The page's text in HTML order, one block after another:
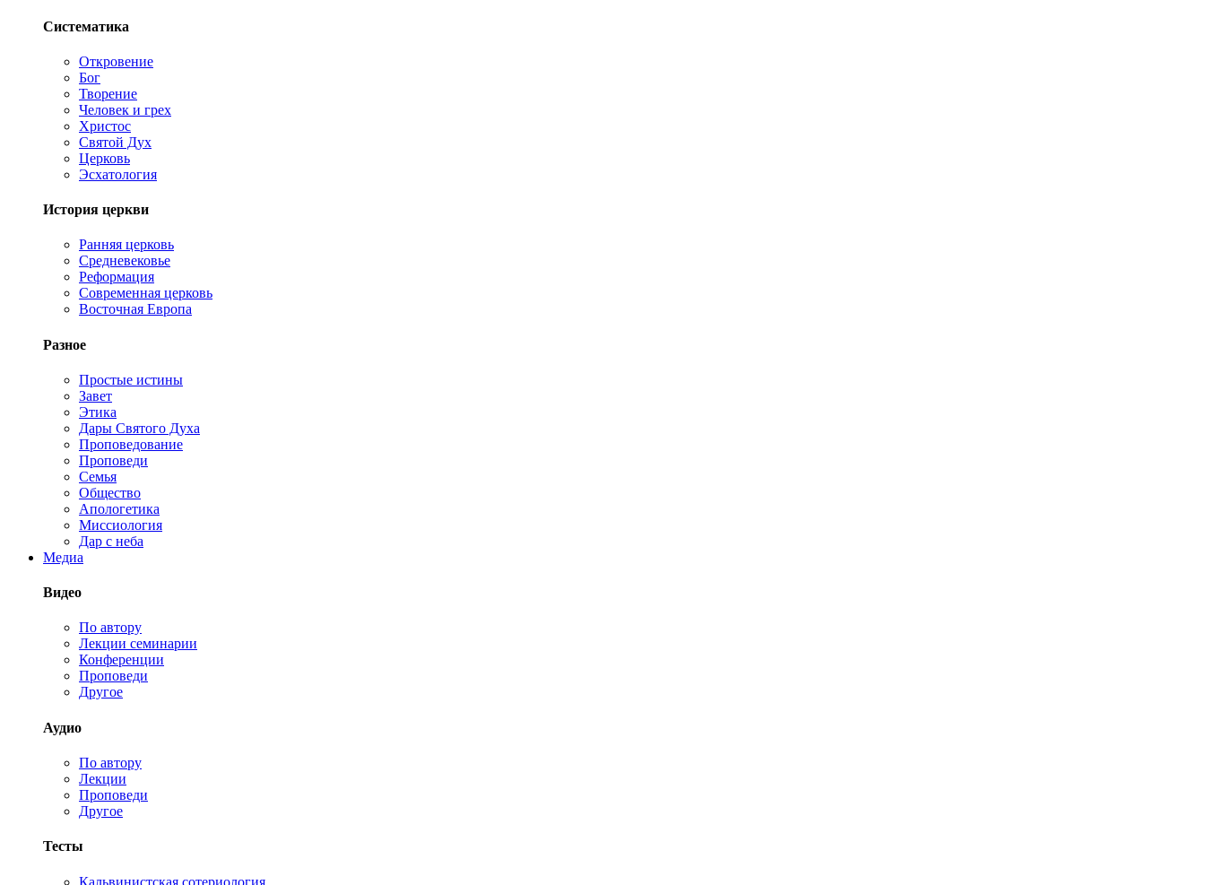
Систематика
Откровение
Бог
Творение
Человек и грех
Христос
Святой Дух
Церковь
Эсхатология
История церкви
Ранняя церковь
Средневековье
Реформация
Современная церковь
Восточная Европа
Разное
Простые истины
Завет
Этика
Дары Святого Духа
Проповедование
Проповеди
Семья
Общество
Апологетика
Миссиология
Дар с неба
Медиа
Видео
По автору
Лекции семинарии
Конференции
Проповеди
Другое
Аудио
По автору
Лекции
Проповеди
Другое
Тесты
Кальвинистская сотериология